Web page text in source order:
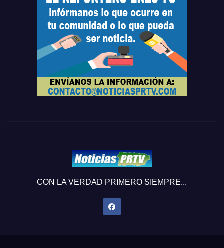
CON LA VERDAD PRIMERO SIEMPRE...